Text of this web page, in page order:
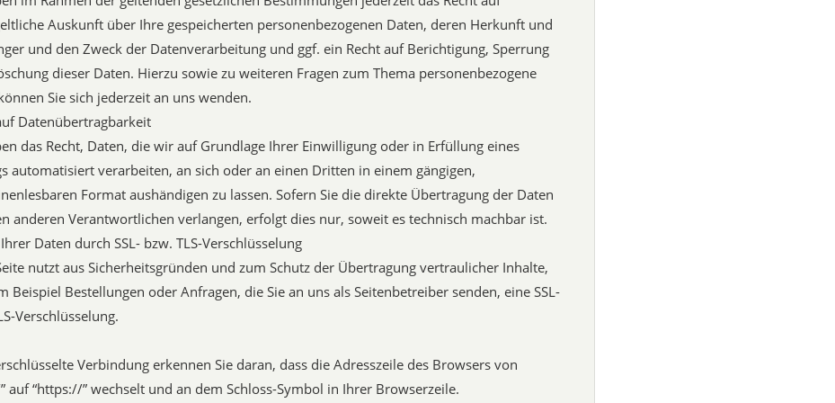
Auskunft über Ihre gespeicherten personenbezogenen Daten, deren Herkunft und
und den Zweck der Datenverarbeitung und ggf. ein Recht auf Berichtigung, Sperrung
dieser Daten. Hierzu sowie zu weiteren Fragen zum Thema personenbezogene
Sie sich jederzeit an uns wenden.
Datenübertragbarkeit
das Recht, Daten, die wir auf Grundlage Ihrer Einwilligung oder in Erfüllung eines
automatisiert verarbeiten, an sich oder an einen Dritten in einem gängigen,
Format aushändigen zu lassen. Sofern Sie die direkte Übertragung der Daten
anderen Verantwortlichen verlangen, erfolgt dies nur, soweit es technisch machbar ist.
Daten durch SSL- bzw. TLS-Verschlüsselung
nutzt aus Sicherheitsgründen und zum Schutz der Übertragung vertraulicher Inhalte,
Beispiel Bestellungen oder Anfragen, die Sie an uns als Seitenbetreiber senden, eine SSL-
Verschlüsselung.
Verbindung erkennen Sie daran, dass die Adresszeile des Browsers von
auf “https://” wechselt und an dem Schloss-Symbol in Ihrer Browserzeile.